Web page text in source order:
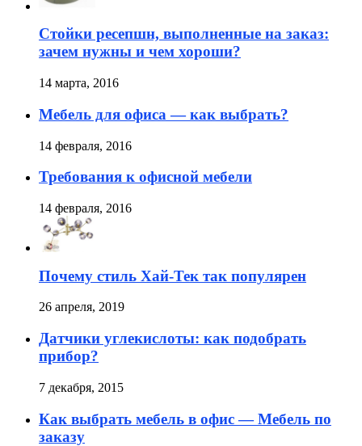
Стойки ресепшн, выполненные на заказ:
зачем нужны и чем хороши?
14 марта, 2016
Мебель для офиса — как выбрать?
14 февраля, 2016
Требования к офисной мебели
14 февраля, 2016
Почему стиль Хай-Тек так популярен
26 апреля, 2019
Датчики углекислоты: как подобрать
прибор?
7 декабря, 2015
Как выбрать мебель в офис — Мебель по
заказу